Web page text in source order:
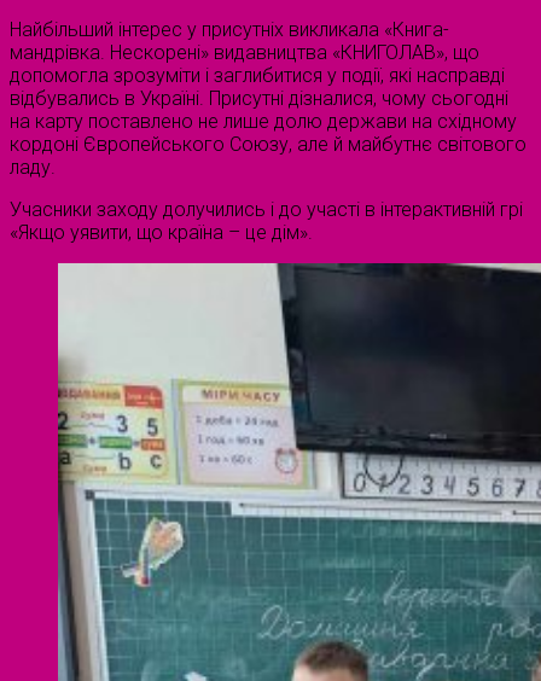
Найбільший інтерес у присутніх викликала «Книга-
мандрівка. Нескорені» видавництва «КНИГОЛАВ», що
допомогла зрозуміти і заглибитися у події, які насправді
відбувались в Україні. Присутні дізналися, чому сьогодні
на карту поставлено не лише долю держави на східному
кордоні Європейського Союзу, але й майбутнє світового
ладу.
Учасники заходу долучились і до участі в інтерактивній грі
«Якщо уявити, що країна – це дім».